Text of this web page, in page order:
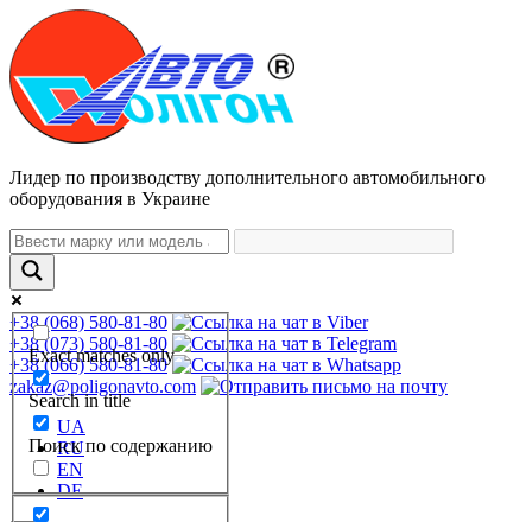
Лидер по производству дополнительного автомобильного
оборудования в Украине
Exact matches only
Search in title
Поиск по содержанию
+38 (068) 580-81-80
+38 (073) 580-81-80
+38 (066) 580-81-80
zakaz@poligonavto.com
UA
RU
EN
DE